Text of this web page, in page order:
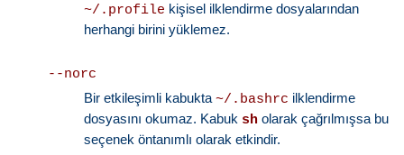
~/.profile kişisel ilklendirme dosyalarından
herhangi birini yüklemez.
--norc
Bir etkileşimli kabukta~/.bashrc ilklendirme
dosyasını okumaz. Kabuk sh olarak çağrılmışsa bu
seçenek öntanımlı olarak etkindir.